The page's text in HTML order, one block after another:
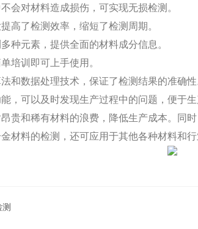
会对材料造成损伤，可实现无损检测。
高了检测效率，缩短了检测周期。
种元素，提供全面的材料成分信息。
培训即可上手使用。
和数据处理技术，保证了检测结果的准确性
，可以及时发现生产过程中的问题，便于生
贵和稀有材料的浪费，降低生产成本。同
材料的检测，还可应用于其他各种材料和行